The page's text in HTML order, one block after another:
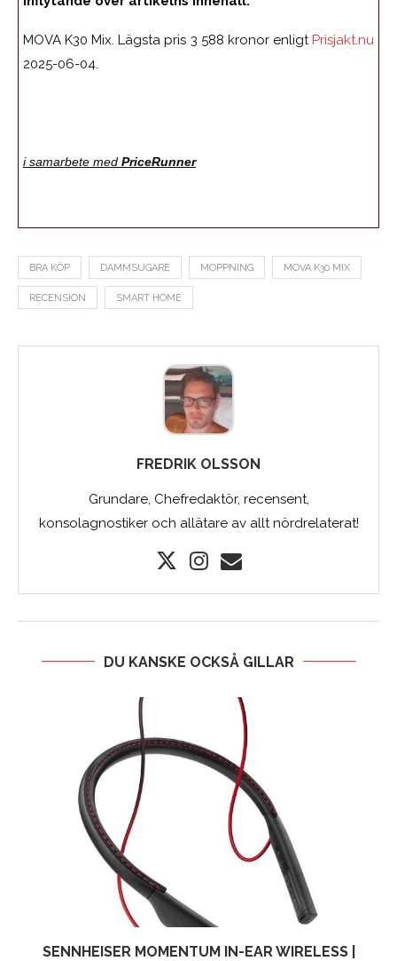
MOVA K30 Mix. Lägsta pris 3 588 kronor enligt Prisjakt.nu
2025-06-04.
i samarbete med PriceRunner
BRA KÖP DAMMSUGARE MOPPNING MOVA K30 MIX
RECENSION SMART HOME
FREDRIK OLSSON
Grundare, Chefredaktör, recensent,
konsolagnostiker och allätare av allt nördrelaterat!
DU KANSKE OCKSÅ GILLAR
SENNHEISER MOMENTUM IN-EAR WIRELESS |